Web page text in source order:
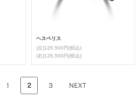
ヘスペリス
(左)126,500円(税込)
(右)126,500円(税込)
1 2 3 NEXT